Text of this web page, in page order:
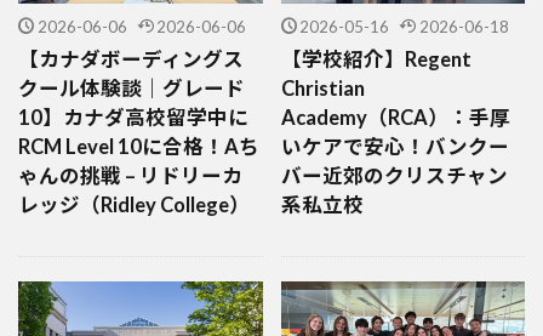
2026-06-06 2026-06-06
【カナダボーディングス
クール体験談｜グレード
10】カナダ高校留学中に
RCM Level 10に合格！Aち
ゃんの挑戦 – リドリーカ
レッジ（Ridley College）
2026-05-16 2026-06-18
【学校紹介】Regent
Christian
Academy（RCA）：手厚
いケアで安心！バンクー
バー近郊のクリスチャン
系私立校